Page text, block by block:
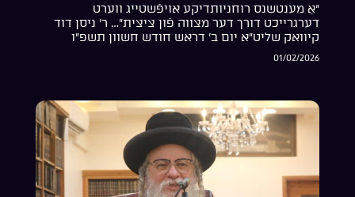
“אַ מענטשנס רוחניותדיקע אויפֿשטייג ווערט
דערגרייכט דורך דער מצווה פֿון ציצית”… ר’ ניסן דוד
קיוואק שליט”א יום ב’ דראש חודש חשוון תשפ”ו
01/02/2026